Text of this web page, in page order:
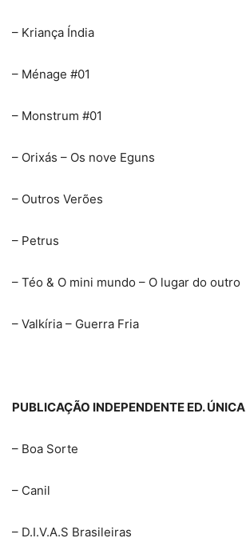
– Kriança Índia
– Ménage #01
– Monstrum #01
– Orixás – Os nove Eguns
– Outros Verões
– Petrus
– Téo & O mini mundo – O lugar do outro
– Valkíria – Guerra Fria
PUBLICAÇÃO INDEPENDENTE ED. ÚNICA
– Boa Sorte
– Canil
– D.I.V.A.S Brasileiras